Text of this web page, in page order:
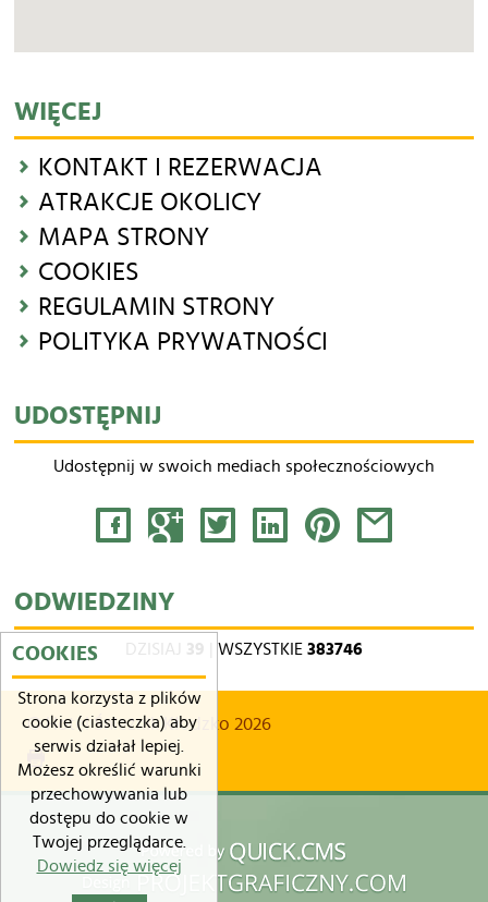
WIĘCEJ
KONTAKT I REZERWACJA
ATRAKCJE OKOLICY
MAPA STRONY
COOKIES
REGULAMIN STRONY
POLITYKA PRYWATNOŚCI
UDOSTĘPNIJ
Udostępnij w swoich mediach społecznościowych
Facebook Google+ Pinterest
ODWIEDZINY
DZISIAJ 39 | WSZYSTKIE 383746
© Hotel Śnieżnik Kłodzko 2026
drukuj
COOKIES
Strona korzysta z plików
cookie (ciasteczka) aby
serwis działał lepiej.
Możesz określić warunki
przechowywania lub
dostępu do cookie w
Twojej przeglądarce.
Dowiedz się więcej